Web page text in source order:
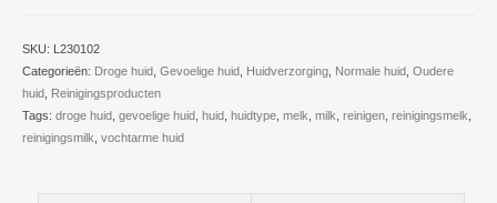
SKU: L230102
Categorieën: Droge huid Gevoelige huid Huidverzorging Normale huid Oudere
huid Reinigingsproducten
Tags: droge huid gevoelige huid huid huidtype melk milk reinigen reinigingsmelk
reinigingsmilk vochtarme huid